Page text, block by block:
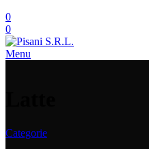
0
0
Menu
Categorie